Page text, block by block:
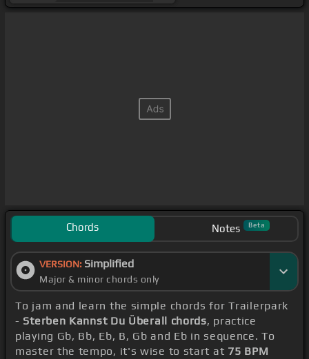
Chords Notes Beta
VERSION: Simplified
Major & minor chords only
To jam and learn the simple chords for Trailerpark
- Sterben Kannst Du Überall chords, practice
playing Gb, Bb, Eb, B, Gb and Eb in sequence. To
master the tempo, it's wise to start at 75 BPM